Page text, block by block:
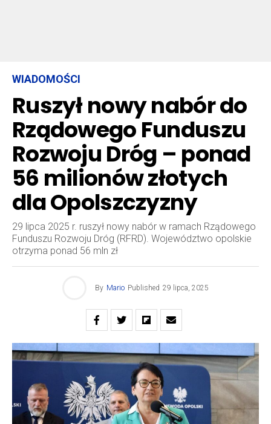
WIADOMOŚCI
Ruszył nowy nabór do
Rządowego Funduszu
Rozwoju Dróg – ponad
56 milionów złotych
dla Opolszczyzny
29 lipca 2025 r. ruszył nowy nabór w ramach Rządowego
Funduszu Rozwoju Dróg (RFRD). Województwo opolskie
otrzyma ponad 56 mln zł
By Mario Published 29 lipca, 2025